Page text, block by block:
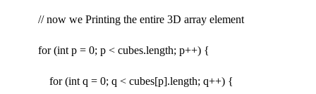
// now we Printing the entire 3D array element
for (int p = 0; p < cubes.length; p++) {
for (int q = 0; q < cubes[p].length; q++) {